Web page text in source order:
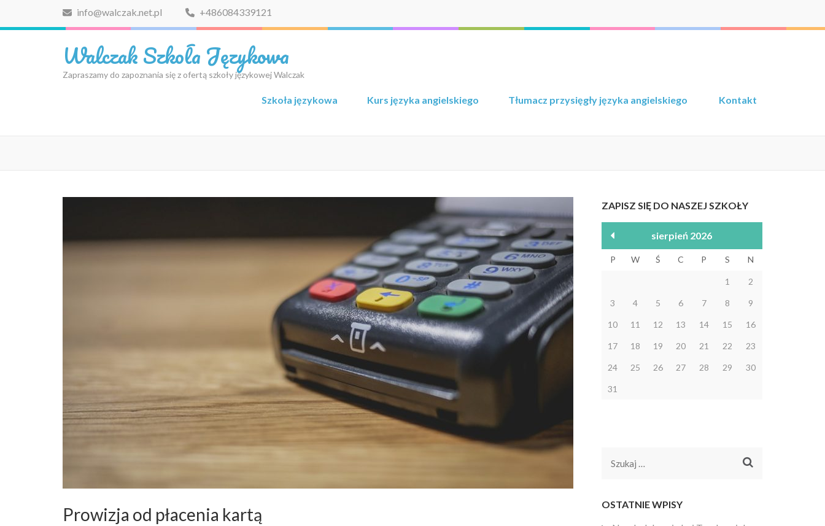
info@walczak.net.pl +486084339121
Walczak Szkoła Językowa
Zapraszamy do zapoznania się z ofertą szkoły językowej Walczak
Szkoła językowa Kurs języka angielskiego Tłumacz przysięgły języka angielskiego Kontakt
Prowizja od płacenia kartą
ZAPISZ SIĘ DO NASZEJ SZKOŁY
sierpień 2026
P W Ś C P S N
1 2
3 4 5 6 7 8 9
10 11 12 13 14 15 16
17 18 19 20 21 22 23
24 25 26 27 28 29 30
31
Szukaj:
OSTATNIE WPISY